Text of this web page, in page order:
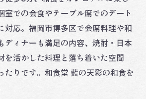
室での会食やテーブル席でのデート
対応。福岡市博多区で会席料理や和
ディナーも満足の内容、焼酎・日本
を活かした料理と落ち着いた空間
たりです。和食堂 藍の天彩の和食を